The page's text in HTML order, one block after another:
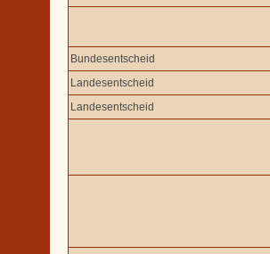
Bundesentscheid
Landesentscheid
Landesentscheid